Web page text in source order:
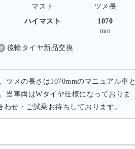
マスト
ツメ長
ハイマスト
1070
mm
後輪タイヤ新品交換
ツメの長さは1070mmのマニュアル車と
当車両はWタイヤ仕様になっておりま
せ・ご試乗お待ちしております。